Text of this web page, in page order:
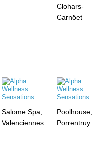
Clohars-
Carnöet
Salome Spa,
Valenciennes
Poolhouse,
Porrentruy